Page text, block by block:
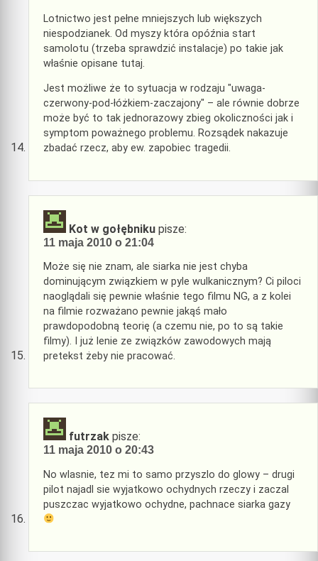
Lotnictwo jest pełne mniejszych lub większych
niespodzianek. Od myszy która opóźnia start
samolotu (trzeba sprawdzić instalacje) po takie jak
właśnie opisane tutaj.
Jest możliwe że to sytuacja w rodzaju "uwaga-
czerwony-pod-łóżkiem-zaczajony" – ale równie dobrze
może być to tak jednorazowy zbieg okoliczności jak i
symptom poważnego problemu. Rozsądek nakazuje
zbadać rzecz, aby ew. zapobiec tragedii.
Kot w gołębniku pisze:
11 maja 2010 o 21:04
Może się nie znam, ale siarka nie jest chyba
dominującym związkiem w pyle wulkanicznym? Ci piloci
naoglądali się pewnie właśnie tego filmu NG, a z kolei
na filmie rozważano pewnie jakąś mało
prawdopodobną teorię (a czemu nie, po to są takie
filmy). I już lenie ze związków zawodowych mają
pretekst żeby nie pracować.
futrzak pisze:
11 maja 2010 o 20:43
No wlasnie, tez mi to samo przyszlo do glowy – drugi
pilot najadl sie wyjatkowo ochydnych rzeczy i zaczal
puszczac wyjatkowo ochydne, pachnace siarka gazy